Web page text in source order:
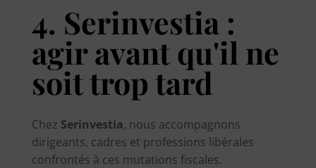
4. Serinvestia :
agir avant qu'il ne
soit trop tard
Chez Serinvestia, nous accompagnons
dirigeants, cadres et professions libérales
confrontés à ces mutations fiscales.